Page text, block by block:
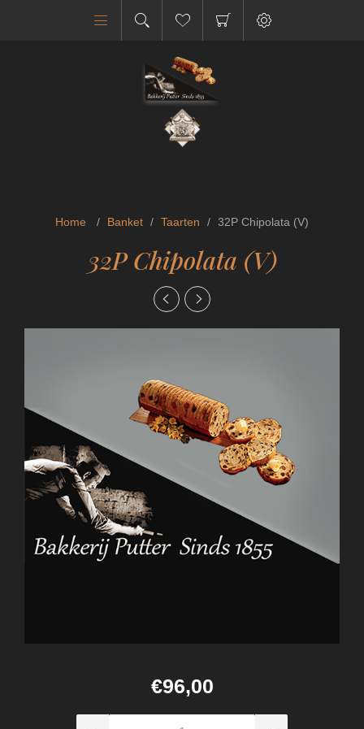
Home / Banket / Taarten / 32P Chipolata (V)
32P Chipolata (V)
€96,00